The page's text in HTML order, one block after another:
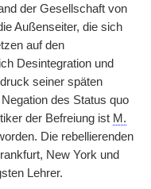
der Gesellschaft von
Außenseiter, die sich
auf den
Desintegration und
seiner späten
des Status quo
der Befreiung ist M.
Die rebellierenden
New York und
Lehrer.